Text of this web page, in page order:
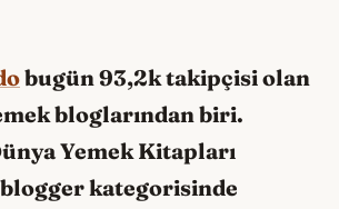
bugün 93,2k takipçisi olan
bloglarından biri.
Yemek Kitapları
kategorisinde